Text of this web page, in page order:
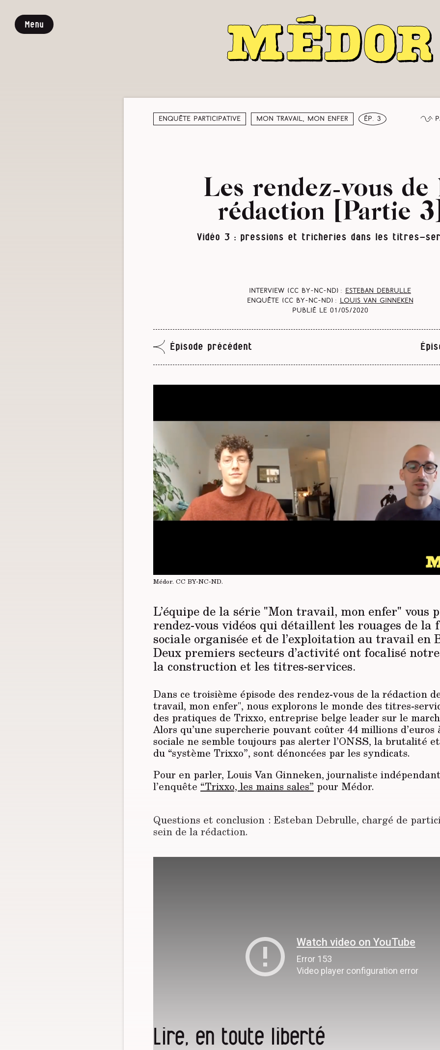
Menu
Enquête participative Mon travail, mon enfer ép. 3
Les rendez-vous de
rédaction [Partie 3]
Vidéo 3 : pressions et tricheries dans les titres-
Interview (CC BY-NC-ND) : Esteban Debrulle
Enquête (CC BY-NC-ND) :
Louis Van Ginneken
Publié le 01/05/2020
Épisode précédent
Médor. CC BY-NC-ND.
L’équipe de la série "Mon travail, mon enfer" vous
rendez-vous vidéos qui détaillent les rouages de la
sociale organisée et de l’exploitation au travail en
Deux premiers secteurs d’activité ont focalisé
la construction et les titres-services.
Dans ce troisième épisode des rendez-vous de la rédaction
travail, mon enfer", nous explorons le monde des titres-
des pratiques de Trixxo, entreprise belge leader sur le
Alors qu’une supercherie pouvant coûter 44 millions d’euros
sociale ne semble toujours pas alerter l’ONSS, la brutalité
du “système Trixxo”, sont dénoncées par les syndicats.
Pour en parler, Louis Van Ginneken, journaliste
l’enquête “Trixxo, les mains sales” pour Médor.
Questions et conclusion : Esteban Debrulle, chargé de
sein de la rédaction.
Lire, en toute liberté